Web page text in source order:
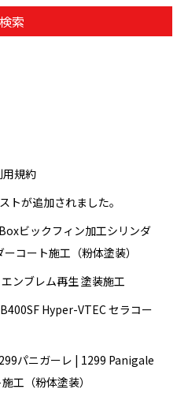
規約
トが追加されました。
ビックフィン加工シリンダ
コート施工（粉体塗装）
ンブレム再生 塗装施工
Hyper-VTEC セラコー
パニガーレ | 1299 Panigale
工（粉体塗装）